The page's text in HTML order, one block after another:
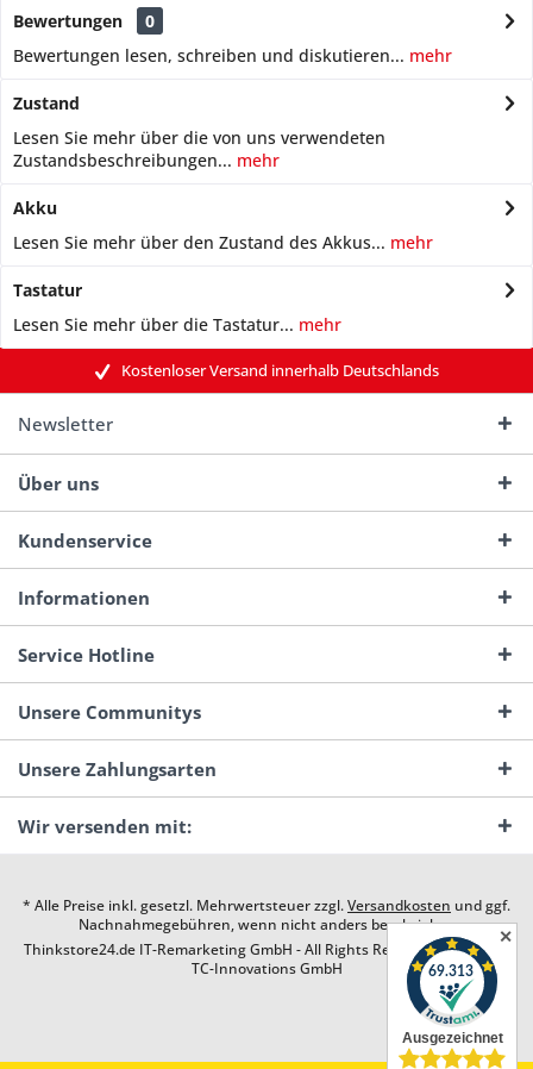
Bewertungen
0
Bewertungen lesen, schreiben und diskutieren... mehr
Zustand
Lesen Sie mehr über die von uns verwendeten
Zustandsbeschreibungen... mehr
Akku
Lesen Sie mehr über den Zustand des Akkus... mehr
Tastatur
Lesen Sie mehr über die Tastatur... mehr
Kostenloser Versand innerhalb Deutschlands
Newsletter
Über uns
Kundenservice
Informationen
Service Hotline
Unsere Communitys
Unsere Zahlungsarten
Wir versenden mit:
* Alle Preise inkl. gesetzl. Mehrwertsteuer zzgl.Versandkosten und ggf.
Nachnahmegebühren, wenn nicht anders beschrieben
Thinkstore24.de IT-Remarketing GmbH - All Rights Reserved. Design by
TC-Innovations GmbH
✕